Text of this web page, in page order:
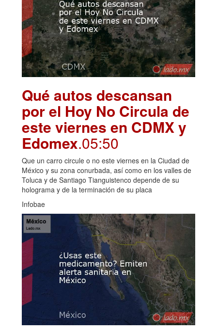
Qué autos descansan
por el Hoy No Circula de
este viernes en CDMX y
Edomex.05:50
Que un carro circule o no este viernes en la Ciudad de
México y su zona conurbada, así como en los valles de
Toluca y de Santiago Tianguistenco depende de su
holograma y de la terminación de su placa
Infobae